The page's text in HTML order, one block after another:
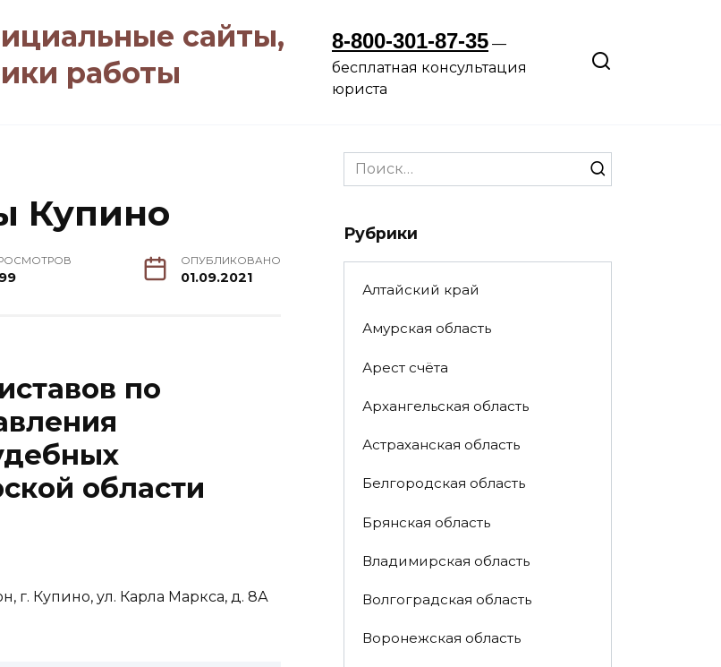
сайты,
работы
8-800-301-87-35 —
бесплатная консультация
юриста
Купино
ОПУБЛИКОВАНО
01.09.2021
по
области
г. Купино, ул. Карла Маркса, д. 8А
Search
for:
Рубрики
Алтайский край
Амурская область
Арест счёта
Архангельская область
Астраханская область
Белгородская область
Брянская область
Владимирская область
Волгоградская область
Воронежская область